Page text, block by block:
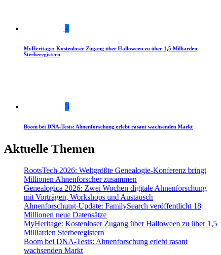
4
MyHeritage: Kostenloser Zugang über Halloween zu über 1,5 Milliarden
Sterberegistern
5
Boom bei DNA-Tests: Ahnenforschung erlebt rasant wachsenden Markt
Aktuelle Themen
RootsTech 2026: Weltgrößte Genealogie-Konferenz bringt
Millionen Ahnenforscher zusammen
Genealogica 2026: Zwei Wochen digitale Ahnenforschung
mit Vorträgen, Workshops und Austausch
Ahnenforschung-Update: FamilySearch veröffentlicht 18
Millionen neue Datensätze
MyHeritage: Kostenloser Zugang über Halloween zu über 1,5
Milliarden Sterberegistern
Boom bei DNA-Tests: Ahnenforschung erlebt rasant
wachsenden Markt